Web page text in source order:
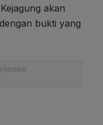
akan
bukti yang